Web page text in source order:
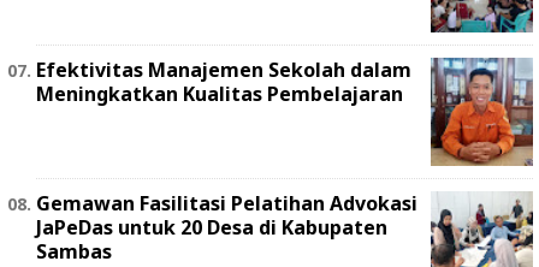
Efektivitas Manajemen Sekolah dalam
Meningkatkan Kualitas Pembelajaran
Gemawan Fasilitasi Pelatihan Advokasi
JaPeDas untuk 20 Desa di Kabupaten
Sambas